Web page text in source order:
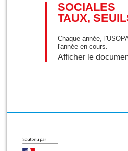
SOCIALES
TAUX,
Chaque année,
l'année en cours.
Afficher le